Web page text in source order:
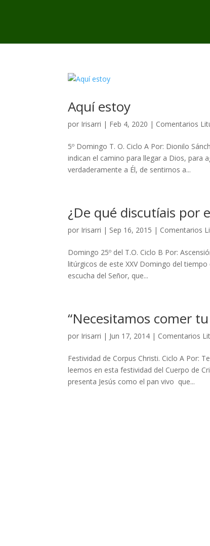
Aquí estoy
por Irisarri | Feb 4, 2020 | Comentarios
5º Domingo T. O. Ciclo A Por: Dionilo
indican el camino para llegar a Dios, para
verdaderamente a Él, de sentirnos a...
¿De qué discutíais por
por Irisarri | Sep 16, 2015 | Comentarios
Domingo 25º del T.O. Ciclo B Por:
litúrgicos de este XXV Domingo del
escucha del Señor, que...
“Necesitamos comer
por Irisarri | Jun 17, 2014 | Comentarios
Festividad de Corpus Christi. Ciclo A Por:
leemos en esta festividad del Cuerpo de
presenta Jesús como el pan vivo que...